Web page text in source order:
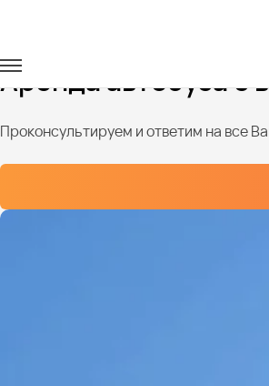
Аренда автобуса с
Проконсультируем и ответим на все